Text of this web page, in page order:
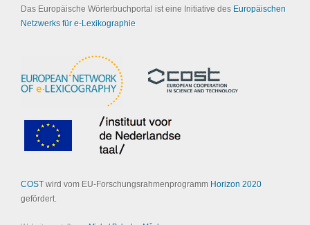
Das Europäische Wörterbuchportal ist eine Initiative des Europäischen
Netzwerks für e-Lexikographie
COSTwird vom EU-Forschungsrahmenprogramm Horizon 2020
gefördert.